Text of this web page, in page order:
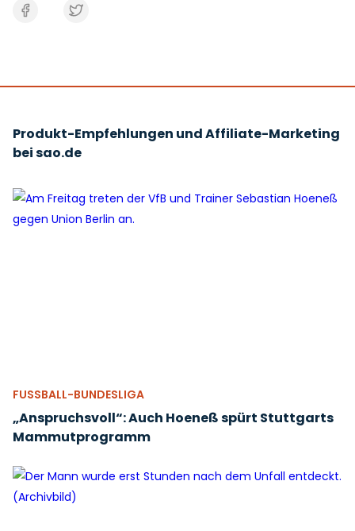
Produkt-Empfehlungen und Affiliate-Marketing
bei sao.de
FUSSBALL-BUNDESLIGA
„Anspruchsvoll“: Auch Hoeneß spürt Stuttgarts
Mammutprogramm